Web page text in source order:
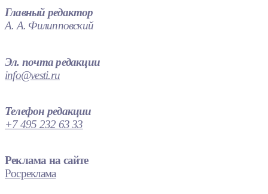
Главный редактор
А. А. Филипповский
Эл. почта редакции
info@vesti.ru
Телефон редакции
+7 495 232 63 33
Реклама на сайте
Росреклама